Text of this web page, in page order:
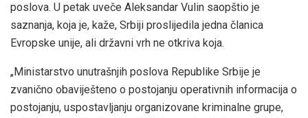
poslova. U petak uveče Aleksandar Vulin saopštio je
saznanja, koja je, kaže, Srbiji proslijedila jedna članica
Evropske unije, ali državni vrh ne otkriva koja.
„Ministarstvo unutrašnjih poslova Republike Srbije je
zvanično obaviješteno o postojanju operativnih informacija o
postojanju, uspostavljanju organizovane kriminalne grupe,